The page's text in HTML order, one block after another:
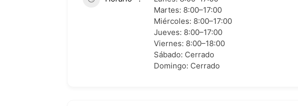
Martes: 8:00–17:00
Miércoles: 8:00–17:00
Jueves: 8:00–17:00
Viernes: 8:00–18:00
Sábado: Cerrado
Domingo: Cerrado